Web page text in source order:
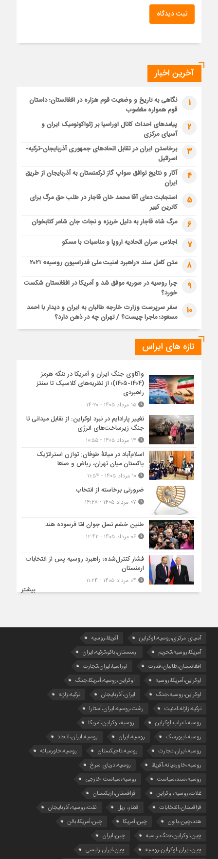
ثبت دیدگاه
آخرین اخبار
1
نگاهی به تاریخ و وضعیت قوم هزاره در افغانستان؛ داستان
قوم همواره مغضوب
2
پیامدهای احداث کانال اوراسیا بر ژئواکونومیک ایران و
آسیای مرکزی
3
برخاستن ایران در تقابل اتحادهای جمهوری آذربایجان-ترکیه-
اسرائیل
4
آثار و نتایج توافق سواپ گاز ترکمنستان به آذربایجان از طریق
ایران
5
استجابت دعای آقا محمد خان قاجار در طلب حق مرگ برای
کاترین کبیر
6 مرگ شاه قاجار به دلیل خربزه و نجات جان شاعر کتابخوان
7 اجلاس سران اتحادیه اروپا و مناسبات با مسکو
8 متن کامل سند «راهبرد امنیت ملی فدراسیون روسیه» ۲۰۲۱
9
چرا روسیه در سوریه موفق شد و آمریکا در افغانستان شکست
خورد؟
10
سفر سرپرست وزارت خارجه طالبان به ایران و دیدار با احمد
مسعود؛ ماجرا چیست؟ / تهران چه در ذهن دارد؟
تازه های ایراس
واکاوی جنگ ایران و آمریکا در تنگه هرمز
(۱۴۰۴-۱۴۰۵)؛ از نظریه‌های کلاسیک تا سنتز
راهبردی
۱۵ مرداد ۱۴۰۵ - ۱۴:۲۰
تغییر پارادایم در نبرد اوکراین: از تقابل میدانی تا
جنگ زیرساخت‌های انرژی
اسلام‌آباد در میانۀ طوفان: توازن استراتژیک
پاکستان میان تهران، ریاض و صنعا
۱۰ مرداد ۱۴۰۵ - ۱۱:۵۴
ضرورتی برخاسته از انتخاب
طنین خشم نسل جوان امّا فرسوده هند
۰۶ مرداد ۱۴۰۵ - ۱۲:۴۲
فشار کنترل‌شده؛ راهبرد روسیه پس از انتخابات
ارمنستان
بیشتر
آسیای مرکزی،روسیه،اوکراین
آفریقا،روسیه
آمریکا،روسیه،تحریم
ارمنستان،باکو،ترکیه،ایران
افغانستان،طالبان،قدرت
اوراسیا،ایران،تجارت
اوکراین،آمریکا،روسیه
اوکراین،روسیه،آمریکا،جنگ
اوکراین،روسیه،جنگ
ایران،آذربایجان
ترکیه،زلزله
ترکیه،زلزله،امنیت
رشت،روسیه،ایران،آستارا
روسیه،اعراب،اوکراین
روسیه،اوکراین،آمریکا
روسیه،ایبورسک
روسیه،ایران
روسیه،ایران،اتحاد
روسیه،ایران،تجارت
روسیه،تاجیکستان
روسیه،خاورمیانه
روسیه،خاورمیانه،آفریقا
روسیه،دریای سرخ
روسیه،سند،سیاست
روسیه،سیاست خارجی
غلات،روسیه،اوکراین
قزاقستان،ازبکستان
قزاقستان،انتخابات
قطار، ریل
نفت،روسیه،آذربایجان
هند،چین،بالون
چین،آمریکا
چین،آمریکا،بالن
چین،اوکراین،جنگ،ر.سیه
چین،ایران
چین،ایران،اوکراین،روسیه
چین،ایران،رئیسی